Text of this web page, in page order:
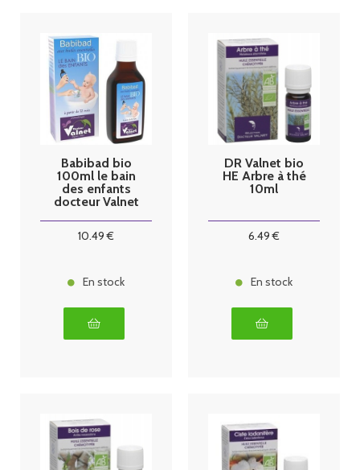
Babibad bio
100ml le bain
des enfants
docteur Valnet
10.49 €
En stock
DR Valnet bio
HE Arbre à thé
10ml
6.49 €
En stock